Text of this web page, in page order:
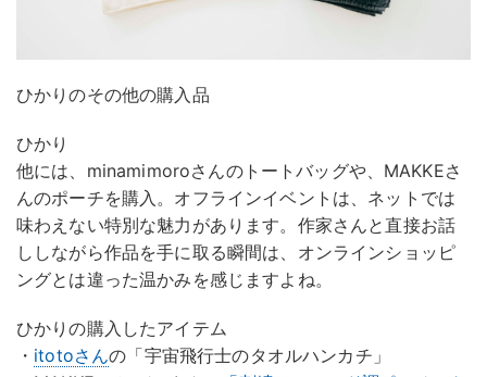
ひかりのその他の購入品
ひかり
他には、minamimoroさんのトートバッグや、MAKKEさ
んのポーチを購入。オフラインイベントは、ネットでは
味わえない特別な魅力があります。作家さんと直接お話
ししながら作品を手に取る瞬間は、オンラインショッピ
ングとは違った温かみを感じますよね。
ひかりの購入したアイテム
・ itotoさんの「宇宙飛行士のタオルハンカチ」